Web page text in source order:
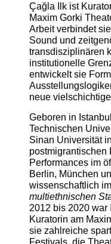
Çağla Ilk ist
Maxim Gorki
Arbeit verbindet
Sound und
transdisziplinären
institutionelle
entwickelt sie
neue
Geboren in
Technischen
Sinan Universität
postmigrantischen
Performances im
Berlin, München
wissenschaftlich
multiethnischen
2012 bis 2020 war
Kuratorin am
sie zahlreiche
Festivals, die